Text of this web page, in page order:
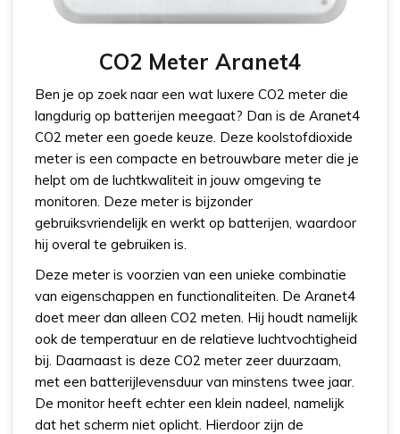
CO2 Meter Aranet4
Ben je op zoek naar een wat luxere CO2 meter die
langdurig op batterijen meegaat? Dan is de Aranet4
CO2 meter een goede keuze. Deze koolstofdioxide
meter is een compacte en betrouwbare meter die je
helpt om de luchtkwaliteit in jouw omgeving te
monitoren. Deze meter is bijzonder
gebruiksvriendelijk en werkt op batterijen, waardoor
hij overal te gebruiken is.
Deze meter is voorzien van een unieke combinatie
van eigenschappen en functionaliteiten. De Aranet4
doet meer dan alleen CO2 meten. Hij houdt namelijk
ook de temperatuur en de relatieve luchtvochtigheid
bij. Daarnaast is deze CO2 meter zeer duurzaam,
met een batterijlevensduur van minstens twee jaar.
De monitor heeft echter een klein nadeel, namelijk
dat het scherm niet oplicht. Hierdoor zijn de